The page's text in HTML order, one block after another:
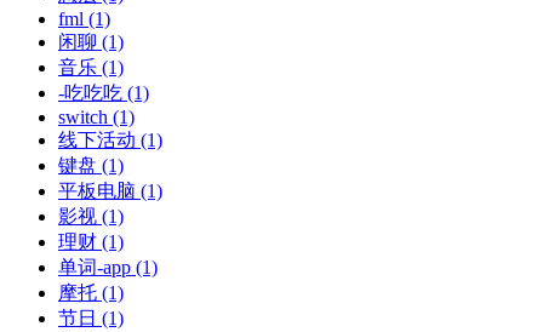
fml (1)
闲聊 (1)
音乐 (1)
-吃吃吃 (1)
switch (1)
线下活动 (1)
键盘 (1)
平板电脑 (1)
影视 (1)
理财 (1)
单词-app (1)
摩托 (1)
节日 (1)